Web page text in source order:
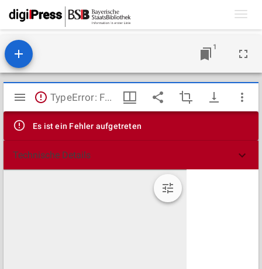
1
Mirador
Viewer
TypeError: Failed to fetch
Es ist ein Fehler aufgetreten
Technische Details